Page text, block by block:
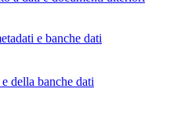
e banche dati
della banche dati